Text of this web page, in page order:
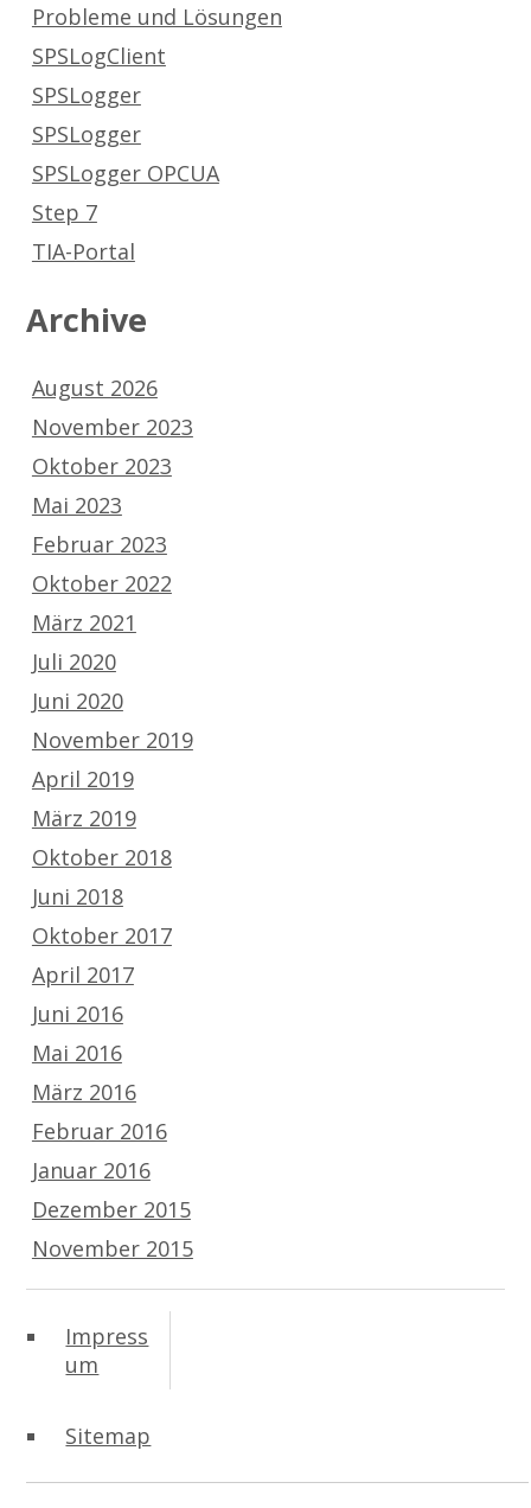
Probleme und Lösungen
SPSLogClient
SPSLogger
SPSLogger
SPSLogger OPCUA
Step 7
TIA-Portal
Archive
August 2026
November 2023
Oktober 2023
Mai 2023
Februar 2023
Oktober 2022
März 2021
Juli 2020
Juni 2020
November 2019
April 2019
März 2019
Oktober 2018
Juni 2018
Oktober 2017
April 2017
Juni 2016
Mai 2016
März 2016
Februar 2016
Januar 2016
Dezember 2015
November 2015
Impress
um
Sitemap